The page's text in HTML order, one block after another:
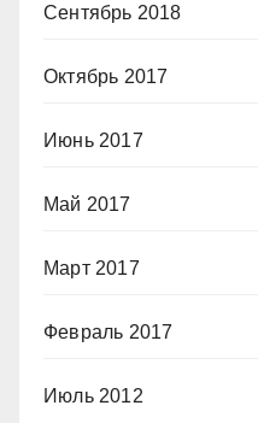
Сентябрь 2018
Октябрь 2017
Июнь 2017
Май 2017
Март 2017
Февраль 2017
Июль 2012